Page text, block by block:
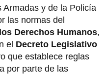
Armadas y de la Policía
las normas del
Derechos Humanos,
el Decreto Legislativo
que establece reglas
por parte de las